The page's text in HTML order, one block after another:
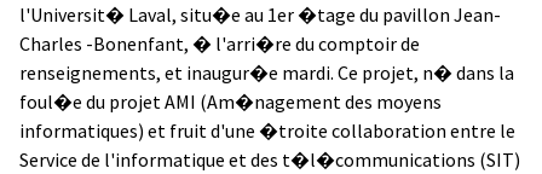
l'Universit� Laval, situ�e au 1er �tage du pavillon Jean-
Charles -Bonenfant, � l'arri�re du comptoir de
renseignements, et inaugur�e mardi. Ce projet, n� dans la
foul�e du projet AMI (Am�nagement des moyens
informatiques) et fruit d'une �troite collaboration entre le
Service de l'informatique et des t�l�communications (SIT)